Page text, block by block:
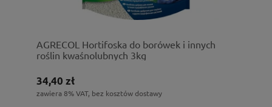
AGRECOL Hortifoska do borówek i innych
roślin kwaśnolubnych 3kg
34,40 zł
zawiera 8% VAT, bez kosztów dostawy